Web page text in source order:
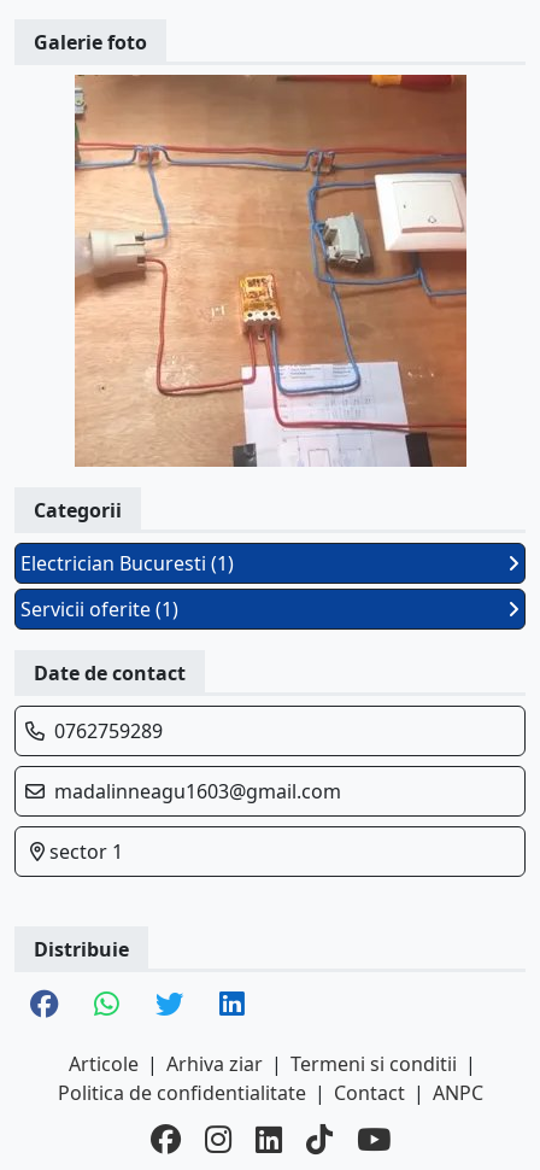
Galerie foto
Categorii
Electrician Bucuresti (1)
Servicii oferite (1)
Date de contact
0762759289
madalinneagu1603@gmail.com
sector 1
Distribuie
Articole | Arhiva ziar | Termeni si conditii |
Politica de confidentialitate | Contact | ANPC